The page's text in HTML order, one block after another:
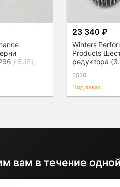
/ 5.15),
23 340 ₽
Winters
Products
редуктора
8520
Под заказ
вам в течение